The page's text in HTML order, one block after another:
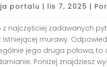
portalu | lis 7, 2025 |
z najczęściej zadawanych
murawy.
jego druga połowa,
Poniżej znajdziesz